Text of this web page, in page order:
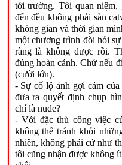
tới trường. Tôi quan
đến đều không phải sàn
không gian và thời gian
một chương trình đòi hỏi
ràng là không được rồi.
đúng hoàn cảnh. Chứ nếu
(cười lớn).
- Sự cố lộ ảnh gợi cảm
đưa ra quyết định chụp
chí là nude?
- Với đặc thù công việc
không thể tránh khỏi
nhiên, không phải cứ như
tôi cũng nhận được không